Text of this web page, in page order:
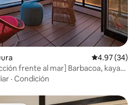
Calificación
4.97 (34)
frente al mar] Barbacoa, kayak,
| 3 dormitorios
· Condición